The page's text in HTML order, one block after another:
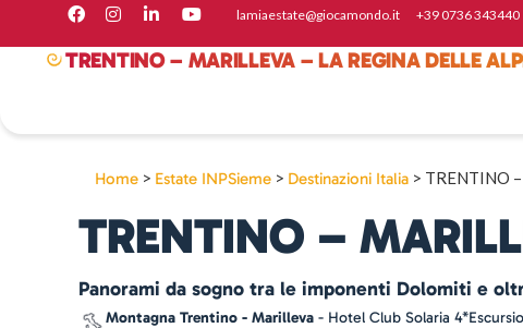
lamiaestate@giocamondo.it +39 07 36 343440
TRENTINO – MARILLEVA – LA REGINA DELLE
Home > Estate INPSieme > Destinazioni Italia > TRENTINO
TRENTINO –
Panorami da sogno tra le imponenti Dolomiti e
Montagna Trentino - Marilleva - Hotel Club Solaria 4*